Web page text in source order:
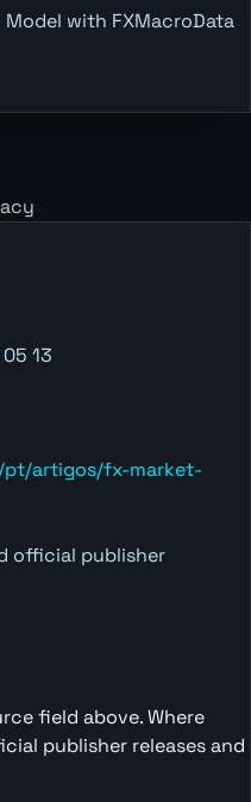
with FXMacroData
13
artigos/fx-market-
official publisher
field above. Where
publisher releases and